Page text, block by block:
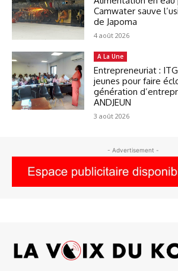
Camwater sauve
de Japoma
4 août 2026
A La Une
Entrepreneuriat :
jeunes pour faire
génération
ANDJEUN
3 août 2026
- Advertisement -